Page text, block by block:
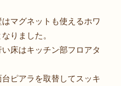
マグネットも使えるホワ
りました。
床はキッチン部フロアタ
ピアラを取替してスッキ